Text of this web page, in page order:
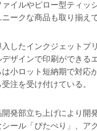
ァイルやピロー型ティッ
ークな商品も取り揃え
したインクジェットプ
デザインで印刷ができる
小ロット短納期で対応
注を受け付けている。
開発部立ち上げにより開
シール「ぴたぺり」、ア